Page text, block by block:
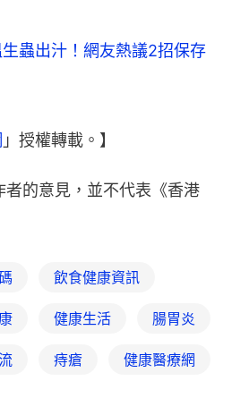
蟲出汁！網友熱議2招保存
」授權轉載。】
者的意見，並不代表《香港
飲食健康資訊
健康生活 腸胃炎
痔瘡 健康醫療網